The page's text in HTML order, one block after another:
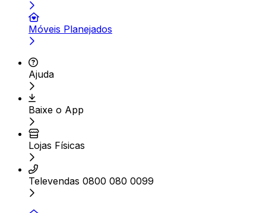
Móveis Planejados
Ajuda
Baixe o App
Lojas Físicas
Televendas 0800 080 0099